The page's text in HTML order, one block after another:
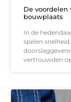
De
bouwplaats
In de
spelen
vertrouwden